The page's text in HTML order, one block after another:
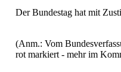
Der Bundestag hat mit
(Anm.: Vom
rot markiert - mehr im